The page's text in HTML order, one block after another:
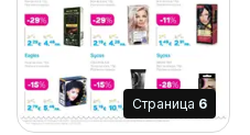
Cтраница 6